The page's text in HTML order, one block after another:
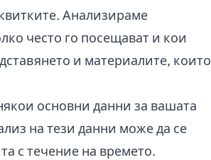
Анализираме
често го посещават и кои
и материалите, които
основни данни за вашата
на тези данни може да се
с течение на времето.